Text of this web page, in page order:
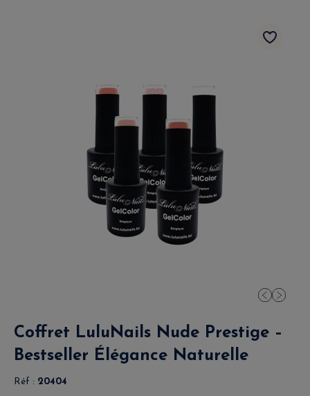
Coffret LuluNails Nude Prestige –
Bestseller Élégance Naturelle
Réf : 20404